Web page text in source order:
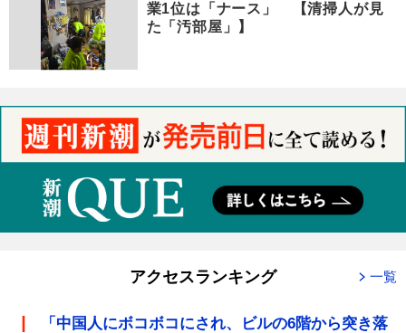
業1位は「ナース」 【清掃人が見
た「汚部屋」】
アクセスランキング 一覧
「中国人にボコボコにされ、ビルの6階から突き落